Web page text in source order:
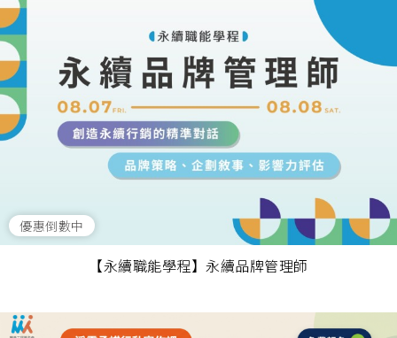
優惠倒數中
【永續職能學程】永續品牌管理師